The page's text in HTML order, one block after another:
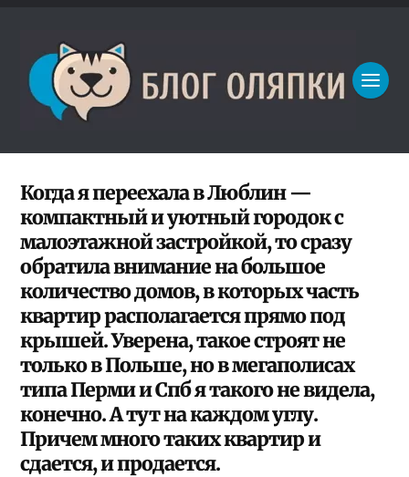
Когда я переехала в Люблин —
компактный и уютный городок с
малоэтажной застройкой, то сразу
обратила внимание на большое
количество домов, в которых часть
квартир располагается прямо под
крышей. Уверена, такое строят не
только в Польше, но в мегаполисах
типа Перми и Спб я такого не видела,
конечно. А тут на каждом углу.
Причем много таких квартир и
сдается, и продается.